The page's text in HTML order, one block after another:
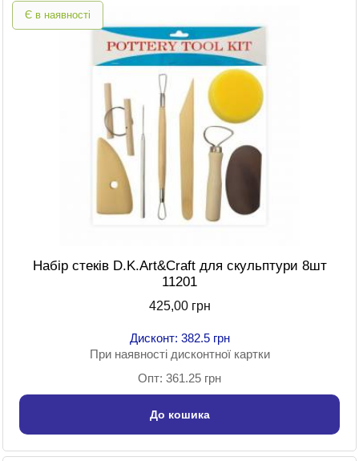
Є в наявності
Набір стеків D.K.Art&Craft для скульптури 8шт
11201
425,00 грн
Дисконт: 382.5 грн
При наявності дисконтної картки
Опт: 361.25 грн
До кошика